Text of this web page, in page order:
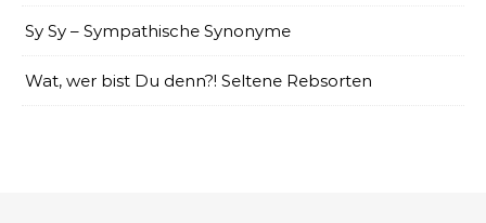
Sy Sy – Sympathische Synonyme
Wat, wer bist Du denn?! Seltene Rebsorten